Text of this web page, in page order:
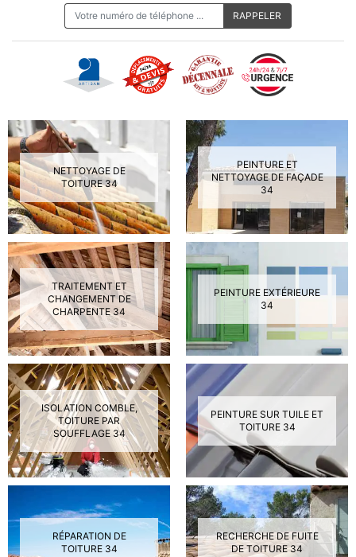
NETTOYAGE DE
TOITURE 34
PEINTURE ET
NETTOYAGE DE FAÇADE
34
TRAITEMENT ET
CHANGEMENT DE
CHARPENTE 34
PEINTURE EXTÉRIEURE
34
ISOLATION COMBLE,
TOITURE PAR
SOUFFLAGE 34
PEINTURE SUR TUILE ET
TOITURE 34
RÉPARATION DE
TOITURE 34
RECHERCHE DE FUITE
DE TOITURE 34